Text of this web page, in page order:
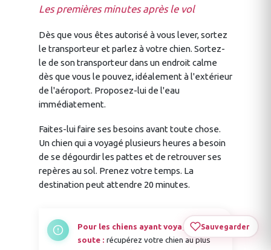
Les premières minutes après le vol
Dès que vous êtes autorisé à vous lever, sortez
le transporteur et parlez à votre chien. Sortez-
le de son transporteur dans un endroit calme
dès que vous le pouvez, idéalement à l'extérieur
de l'aéroport. Proposez-lui de l'eau
immédiatement.
Faites-lui faire ses besoins avant toute chose.
Un chien qui a voyagé plusieurs heures a besoin
de se dégourdir les pattes et de retrouver ses
repères au sol. Prenez votre temps. La
destination peut attendre 20 minutes.
Pour les chiens ayant voyagé en
soute : récupérez votre chien au plus
Sauvegarder